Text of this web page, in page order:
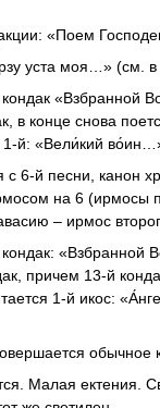
«Поем
уста моя…» (см.
«Взбранной
в конце снова
1-й: «Вели́кий
6-й песни, канон
на 6 (ирмосы
– ирмос
«Взбранной
причем 13-й
1-й икос:
обычное
Малая ектения.